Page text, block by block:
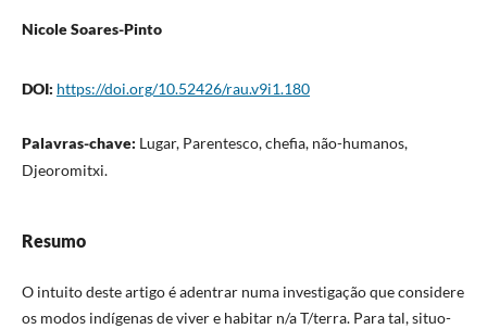
Nicole Soares-Pinto
DOI: https://doi.org/10.52426/rau.v9i1.180
Palavras-chave: Lugar, Parentesco, chefia, não-humanos,
Djeoromitxi.
Resumo
O intuito deste artigo é adentrar numa investigação que considere
os modos indígenas de viver e habitar n/a T/terra. Para tal, situo-